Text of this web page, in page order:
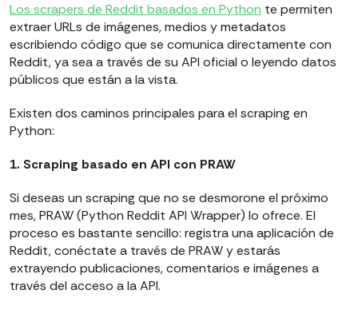
Los scrapers de Reddit basados en Python te permiten
extraer URLs de imágenes, medios y metadatos
escribiendo código que se comunica directamente con
Reddit, ya sea a través de su API oficial o leyendo datos
públicos que están a la vista.
Existen dos caminos principales para el scraping en
Python:
1. Scraping basado en API con PRAW
Si deseas un scraping que no se desmorone el próximo
mes, PRAW (Python Reddit API Wrapper) lo ofrece. El
proceso es bastante sencillo: registra una aplicación de
Reddit, conéctate a través de PRAW y estarás
extrayendo publicaciones, comentarios e imágenes a
través del acceso a la API.